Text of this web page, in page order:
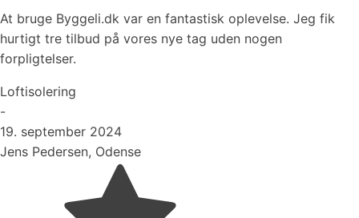
At bruge Byggeli.dk var en fantastisk oplevelse. Jeg fik
hurtigt tre tilbud på vores nye tag uden nogen
forpligtelser.
Loftisolering
-
19. september 2024
Jens Pedersen, Odense